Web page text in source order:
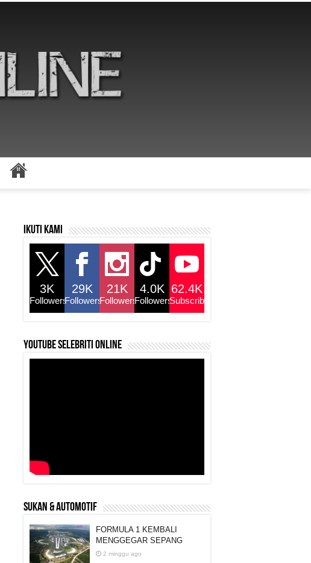
Ikuti kami
3K
Followers
29K
Followers
21K
Followers
4.0K
Followers
62.4K
Subscribers
YouTube selebriti online
SUKAN & AUTOMOTIF
FORMULA 1 KEMBALI
MENGGEGAR SEPANG
2 minggu ago